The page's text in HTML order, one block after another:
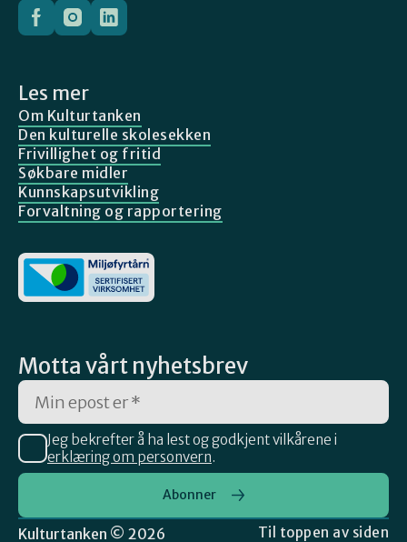
Les mer
Om Kulturtanken
Den kulturelle skolesekken
Frivillighet og fritid
Søkbare midler
Kunnskapsutvikling
Forvaltning og rapportering
Motta vårt nyhetsbrev
Jeg bekrefter å ha lest og godkjent vilkårene i
erklæring om personvern.
Abonner
Kulturtanken © 2026 Til toppen av siden